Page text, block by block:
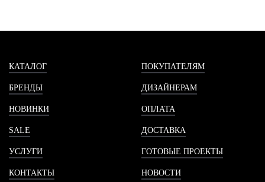
КАТАЛОГ
БРЕНДЫ
НОВИНКИ
SALE
УСЛУГИ
КОНТАКТЫ
ПОКУПАТЕЛЯМ
ДИЗАЙНЕРАМ
ОПЛАТА
ДОСТАВКА
ГОТОВЫЕ ПРОЕКТЫ
НОВОСТИ